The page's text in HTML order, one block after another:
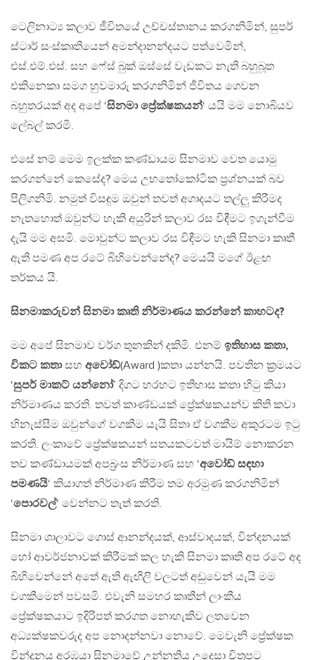
ටෙලිනාට්‍ය කලාව ජීවිතයේ උච්චස්තානය කරගනිමින්, සුපර්
ස්ටාර් සංස්කෘතියෙන් අමන්දානන්දයට පත්වෙමින්,
එස්.එම්.එස්. සහ ෆේස් බුක් ඔස්සේ වැඩකට නැති බහුබූත
එකිනෙකා සමග හුවමාරු කරගනිමින් ජීවිතය ගෙවන
බහුතරයක් අද අපේ ‘සිනමා ප්‍රේක්ෂකයන්‘ යයි මම නොබියව
ලේබල් කරමි.
එසේ නම් මෙම ඉලක්ක කණ්ඩායම සිනමාව වෙත යොමු
කරගන්නේ කෙසේද? මෙය උභතෝකෝටික ප්‍රශ්නයක් බව
පිලිගනිමි. නමුත් විසඳුම ඔවුන් තවත් අගාදයට තල්ලු කිරීමද
නැතහොත් ඔවුන්ට හැකි අයුරින් කලාව රස විඳීමට ඉගැන්වීම
දැයි මම අසමි. මොවුන්ට කලාව රස විඳීමට හැකි සිනමා කෘතී
ඇති පමණ අප රටේ බිහිවෙන්නේද? මෙයයි මගේ ඊළඟ
තර්කය යි.
සිනමාකරුවන් සිනමා කෘති නිර්මාණය කරන්නේ කාහටද?
මම අපේ සිනමාව වර්ග තුනකින් දකිමි. එනම් ඉතිහාස කතා,
විකට කතාසහ අවෝඩ්(Award )කතා යන්නයි. පවතින ක්‍රමයට
‘සුපර් මාකට් යන්නෝ’ දිගට හරහට ඉතිහාස කතා හිටු කියා
නිර්මාණය කරති. තවත් කාණ්ඩයක් ප්‍රේක්ෂකයන්ව කිති කවා
හිනැස්සීම ඔවුන්ගේ වගකීම යැයි සිතා ඒ වගකීම අකුරටම ඉටු
කරති. ලංකාවේ ප්‍රේක්ෂකයන් සතයකටවත් මායිම් නොකරන
තව කණ්ඩායමක් අපබ්‍රංස නිර්මාණ සහ ‘අවෝඩ් සඳහා
පමණයි‘ කියාගත් නිර්මාණ කිරීම තම අරමුණ කරගනිමින්
‘පොරවල්‘ වෙන්නට තැත් කරති.
සිනමා ශාලාවට ගොස් ආනන්දයක්, ආස්වාදයක්, වින්දනයක්
හෝ ආවර්ජනාවක් කිරීමක් කල හැකි සිනමා කෘති අප රටේ අද
බිහිවෙන්නේ අතේ ඇති ඇඟිලි වලටත් අඩුවෙන් යැයි මම
වගකීමෙන් පවසමි. එවැනි සමහර කෘතීන් ලාංකීය
ප්‍රේක්ෂකයාට ඉදිරිපත් කරගත නොහැකිව ලතවෙන
අධ්‍යක්ෂකවරුද අප නොදන්නවා නොවේ. මෙවැනි ප්‍රේක්ෂක
වින්දනය අරඹයා සිනමාවේ උන්නතිය උදෙසා චිත්‍රපට